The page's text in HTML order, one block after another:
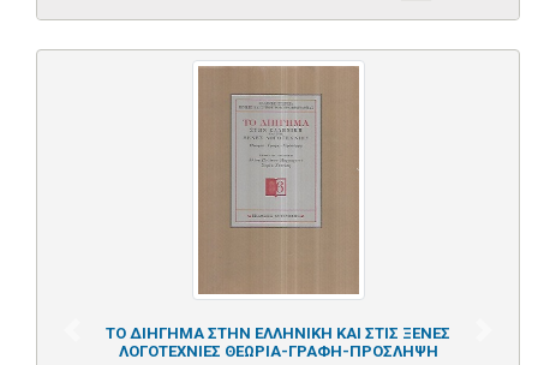
ΤΟ ΔΙΗΓΗΜΑ ΣΤΗΝ ΕΛΛΗΝΙΚΗ ΚΑΙ ΣΤΙΣ ΞΕΝΕΣ
ΛΟΓΟΤΕΧΝΙΕΣ ΘΕΩΡΙΑ-ΓΡΑΦΗ-ΠΡΟΣΛΗΨΗ
Previous